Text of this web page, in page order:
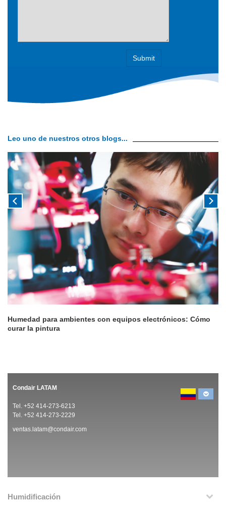
Leo uno de nuestros otros blogs...
Humedad para ambientes con equipos electrónicos: Cómo
curar la pintura
Condair LATAM
Tel. +52 414-273-6213
Tel. +52 414-273-2229
ventas.latam@condair.com
Humidificación